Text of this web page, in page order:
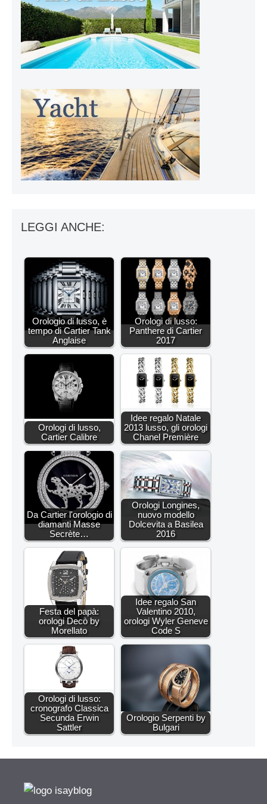
LEGGI ANCHE:
Orologio di lusso, è
tempo di Cartier Tank
Anglaise
Orologi di lusso:
Panthere di Cartier
2017
Orologi di lusso,
Cartier Calibre
Idee regalo Natale
2013 lusso, gli orologi
Chanel Première
Da Cartier l'orologio di
diamanti Masse
Secrète…
Orologi Longines,
nuovo modello
Dolcevita a Basilea
2016
Festa del papà:
orologi Decò by
Morellato
Idee regalo San
Valentino 2010,
orologi Wyler Geneve
Code S
Orologi di lusso:
cronografo Classica
Secunda Erwin
Sattler
Orologio Serpenti by
Bulgari